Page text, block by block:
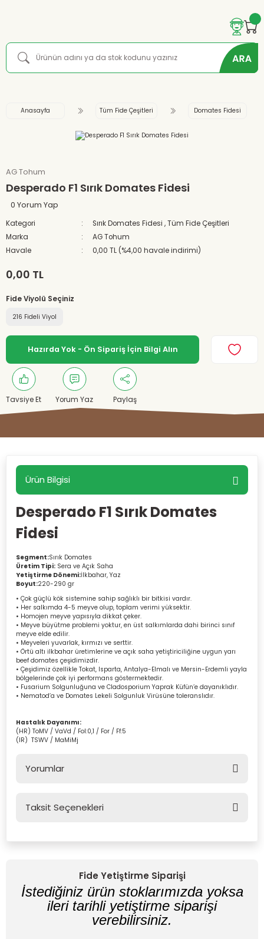
Anasayfa Tüm Fide Çeşitleri Domates Fidesi
AG Tohum
Desperado F1 Sırık Domates Fidesi
0 Yorum Yap
Kategori Sırık Domates Fidesi ,Tüm Fide Çeşitleri
Marka
AG Tohum
Havale
0,00 TL (%4,00 havale indirimi)
0,00 TL
Fide Viyolü Seçiniz
216 Fideli Viyol
Hazırda Yok - Ön Sipariş İçin Bilgi Alın
Tavsiye Et Yorum Yaz Paylaş
Ürün Bilgisi
Desperado F1 Sırık Domates
Fidesi
Segment:Sırık Domates
Üretim Tipi: Sera ve Açık Saha
Yetiştirme Dönemi:İlkbahar, Yaz
Boyut:220-290 gr
• Çok güçlü kök sistemine sahip sağlıklı bir bitkisi vardır.
• Her salkımda 4-5 meyve olup, toplam verimi yüksektir.
• Homojen meyve yapısıyla dikkat çeker.
• Meyve büyütme problemi yoktur, en üst salkımlarda dahi birinci sınıf
meyve elde edilir.
• Meyveleri yuvarlak, kırmızı ve serttir.
• Örtü altı ilkbahar üretimlerine ve açık saha yetiştiriciliğine uygun yarı
beef domates çeşidimizdir.
• Çeşidimiz özellikle Tokat, Isparta, Antalya-Elmalı ve Mersin-Erdemli yayla
bölgelerinde çok iyi performans göstermektedir.
• Fusarium Solgunluğuna ve Cladosporium Yaprak Küfün’e dayanıklıdır.
• Nematod’a ve Domates Lekeli Solgunluk Virüsüne toleranslıdır.
Hastalık Dayanımı:
(HR) ToMV / VaVd / Fol:0,1 / For / Ff:5
(IR) TSWV / MaMiMj
Yorumlar
Taksit Seçenekleri
Fide Yetiştirme Siparişi
İstediğiniz ürün stoklarımızda yoksa
ileri tarihli yetiştirme siparişi
verebilirsiniz.